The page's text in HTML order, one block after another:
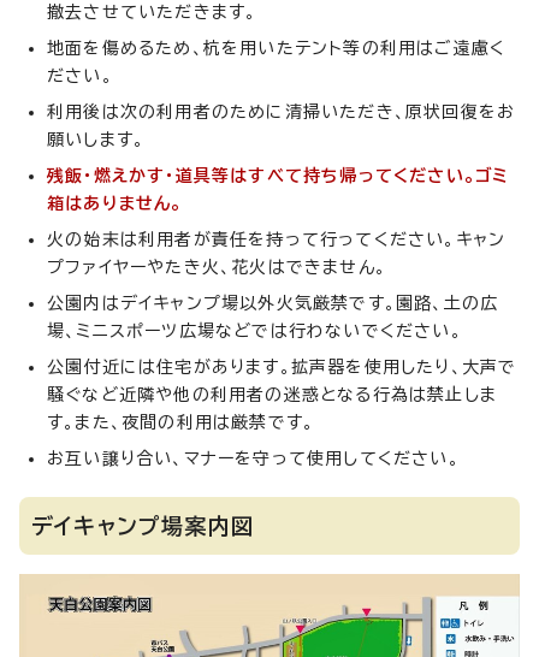
撤去させていただきます。
地面を傷めるため、杭を用いたテント等の利用はご遠慮く
ださい。
利用後は次の利用者のために清掃いただき、原状回復をお
願いします。
残飯・燃えかす・道具等はすべて持ち帰ってください。ゴミ
箱はありません。
火の始末は利用者が責任を持って行ってください。キャン
プファイヤーやたき火、花火はできません。
公園内はデイキャンプ場以外火気厳禁です。園路、土の広
場、ミニスポーツ広場などでは行わないでください。
公園付近には住宅があります。拡声器を使用したり、大声で
騒ぐなど近隣や他の利用者の迷惑となる行為は禁止しま
す。また、夜間の利用は厳禁です。
お互い譲り合い、マナーを守って使用してください。
デイキャンプ場案内図